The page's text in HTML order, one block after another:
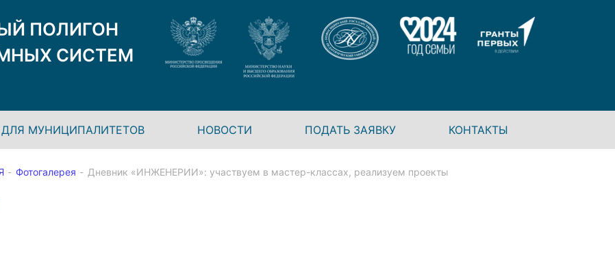
ПОЛИГОН
СИСТЕМ
МУНИЦИПАЛИТЕТОВ НОВОСТИ ПОДАТЬ ЗАЯВКУ КОНТАКТЫ
Фотогалерея Дневник «ИНЖЕНЕРИИ»: участвуем в мастер-классах, реализуем проекты